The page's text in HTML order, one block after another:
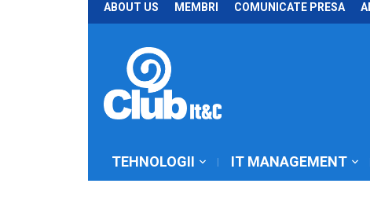
ABOUT US MEMBRI COMUNICATE PRESA
TEHNOLOGII IT MANAGEMENT